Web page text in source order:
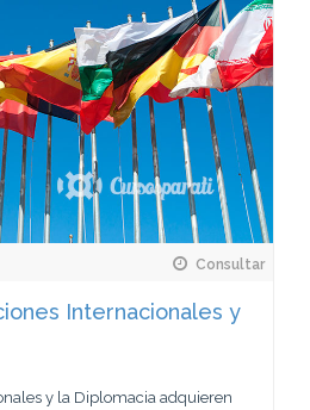
Consultar
Internacionales y
y la Diplomacia adquieren